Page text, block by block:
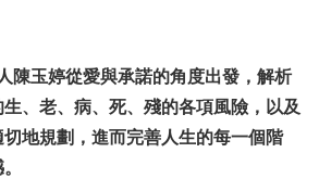
陳玉婷從愛與承諾的角度出發，解析
、老、病、死、殘的各項風險，以及
地規劃，進而完善人生的每一個階